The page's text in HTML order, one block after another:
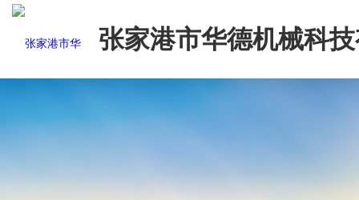
张家港市华德机械科
司